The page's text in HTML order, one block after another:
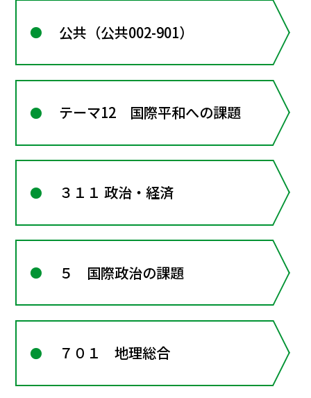
公共（公共002-901）
テーマ12 国際平和への課題
３１１ 政治・経済
５ 国際政治の課題
７０１ 地理総合